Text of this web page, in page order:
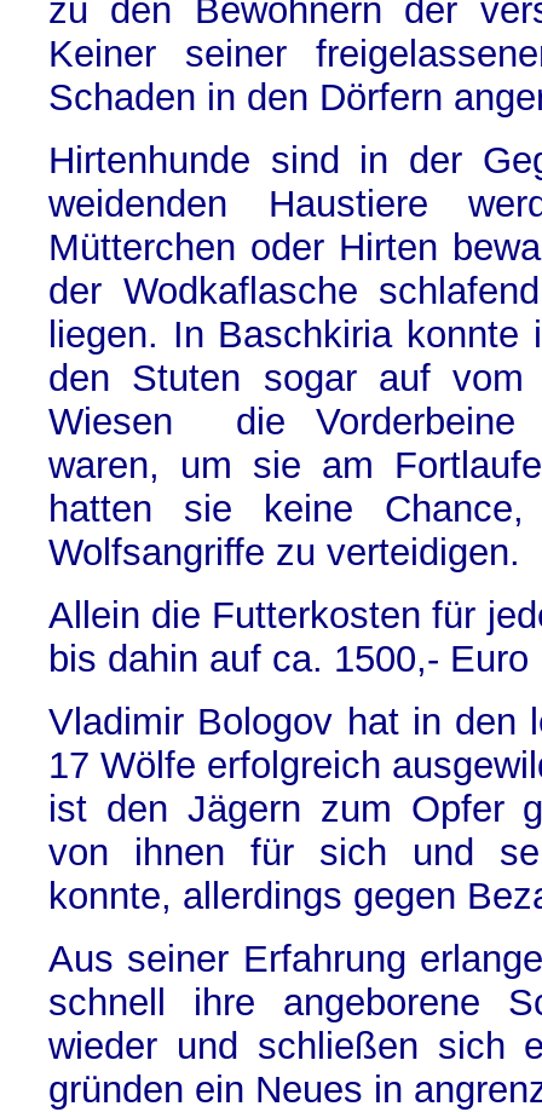
zu den Bewohnern der
Keiner seiner
Schaden in den Dörfern
Hirtenhunde sind in der
weidenden Haustiere
Mütterchen oder Hirten
der Wodkaflasche
liegen. In Baschkiria konnte
den Stuten sogar auf vom
Wiesen die Vorderbeine
waren, um sie am
hatten sie keine
Wolfsangriffe zu verteidigen.
Allein die Futterkosten für
bis dahin auf ca. 1500,- Euro
Vladimir Bologov hat in den
17 Wölfe erfolgreich
ist den Jägern zum Opfer
von ihnen für sich und
konnte, allerdings gegen
Aus seiner Erfahrung
schnell ihre angeborene
wieder und schließen sich
gründen ein Neues in